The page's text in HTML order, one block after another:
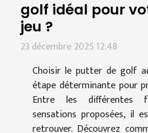
golf idéal pour
jeu ?
23 décembre 2025 12:48
Choisir le putter de golf
étape déterminante pour
Entre les différentes
sensations proposées, il
retrouver. Découvrez